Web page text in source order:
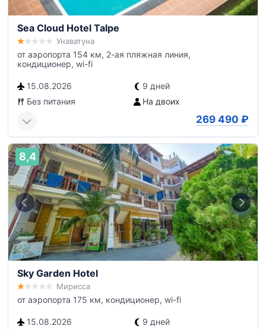
Sea Cloud Hotel Talpe
Унаватуна
от аэропорта 154 км, 2-ая пляжная линия,
кондиционер, wi-fi
15.08.2026
9 дней
Без питания
На двоих
269 490 ₽
8,4
Sky Garden Hotel
Мирисса
от аэропорта 175 км, кондиционер, wi-fi
15.08.2026
9 дней